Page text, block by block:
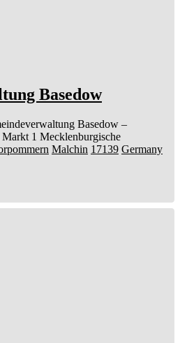
Basedow
Basedow –
1 Mecklenburgische
Malchin 17139 Germany